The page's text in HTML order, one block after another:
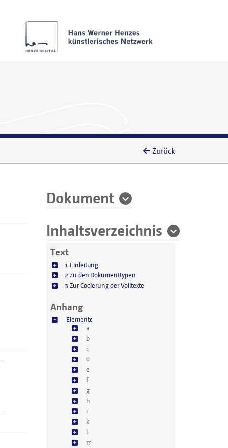
Zurück
Dokument
Inhaltsverzeichnis
Text
1 Einleitung
2 Zu den Dokumenttypen
3 Zur Codierung der Volltexte
Anhang
Elemente
a
b
c
d
e
f
g
h
i
k
l
m